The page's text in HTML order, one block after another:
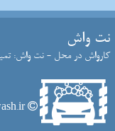
نت واش
کارواش در محل - نت واش:
netwash.ir - تمام حقوق سایت نت واش محفوظ است